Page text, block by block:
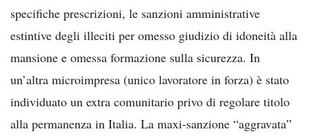
specifiche prescrizioni, le sanzioni amministrative
estintive degli illeciti per omesso giudizio di idoneità alla
mansione e omessa formazione sulla sicurezza. In
un’altra microimpresa (unico lavoratore in forza) è stato
individuato un extra comunitario privo di regolare titolo
alla permanenza in Italia. La maxi-sanzione “aggravata”